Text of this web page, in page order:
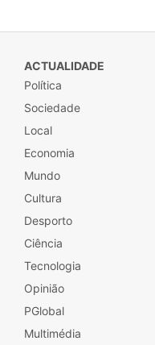
ACTUALIDADE
Política
Sociedade
Local
Economia
Mundo
Cultura
Desporto
Ciência
Tecnologia
Opinião
PGlobal
Multimédia